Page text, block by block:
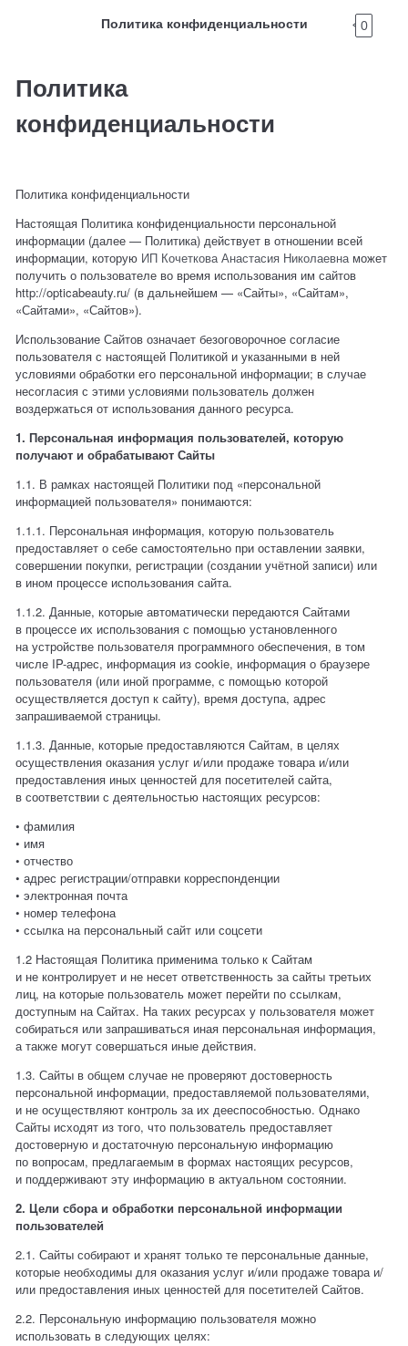
Политика конфиденциальности 0
Политика
конфиденциальности
Политика конфиденциальности
Настоящая Политика конфиденциальности персональной
информации (далее — Политика) действует в отношении всей
информации, которую ИП Кочеткова Анастасия Николаевна может
получить о пользователе во время использования им сайтов
http://opticabeauty.ru/ (в дальнейшем — «Сайты», «Сайтам»,
«Сайтами», «Сайтов»).
Использование Сайтов означает безоговорочное согласие
пользователя с настоящей Политикой и указанными в ней
условиями обработки его персональной информации; в случае
несогласия с этими условиями пользователь должен
воздержаться от использования данного ресурса.
1. Персональная информация пользователей, которую
получают и обрабатывают Сайты
1.1. В рамках настоящей Политики под «персональной
информацией пользователя» понимаются:
1.1.1. Персональная информация, которую пользователь
предоставляет о себе самостоятельно при оставлении заявки,
совершении покупки, регистрации (создании учётной записи) или
в ином процессе использования сайта.
1.1.2. Данные, которые автоматически передаются Сайтами
в процессе их использования с помощью установленного
на устройстве пользователя программного обеспечения, в том
числе IP-адрес, информация из cookie, информация о браузере
пользователя (или иной программе, с помощью которой
осуществляется доступ к сайту), время доступа, адрес
запрашиваемой страницы.
1.1.3. Данные, которые предоставляются Сайтам, в целях
осуществления оказания услуг и/или продаже товара и/или
предоставления иных ценностей для посетителей сайта,
в соответствии с деятельностью настоящих ресурсов:
• фамилия
• имя
• отчество
• адрес регистрации/отправки корреспонденции
• электронная почта
• номер телефона
• ссылка на персональный сайт или соцсети
1.2 Настоящая Политика применима только к Сайтам
и не контролирует и не несет ответственность за сайты третьих
лиц, на которые пользователь может перейти по ссылкам,
доступным на Сайтах. На таких ресурсах у пользователя может
собираться или запрашиваться иная персональная информация,
а также могут совершаться иные действия.
1.3. Сайты в общем случае не проверяют достоверность
персональной информации, предоставляемой пользователями,
и не осуществляют контроль за их дееспособностью. Однако
Сайты исходят из того, что пользователь предоставляет
достоверную и достаточную персональную информацию
по вопросам, предлагаемым в формах настоящих ресурсов,
и поддерживают эту информацию в актуальном состоянии.
2. Цели сбора и обработки персональной информации
пользователей
2.1. Сайты собирают и хранят только те персональные данные,
которые необходимы для оказания услуг и/или продаже товара и/
или предоставления иных ценностей для посетителей Сайтов.
2.2. Персональную информацию пользователя можно
использовать в следующих целях: